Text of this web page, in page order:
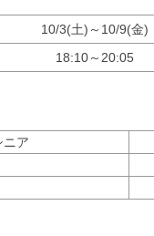
10/3(土)～10/9(金)
18:10～20:05
ニア